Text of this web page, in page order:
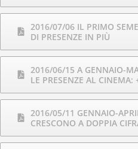
2016/07/06 IL PRIMO
DI PRESENZE IN PIÙ
2016/06/15 A GENNAIO-
LE PRESENZE AL CINEMA:
2016/05/11 GENNAIO-
CRESCONO A DOPPIA